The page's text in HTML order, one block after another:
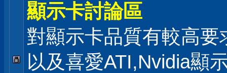
顯示卡討論區
對顯示卡品質有較高要
以及喜愛ATI,Nvidia顯